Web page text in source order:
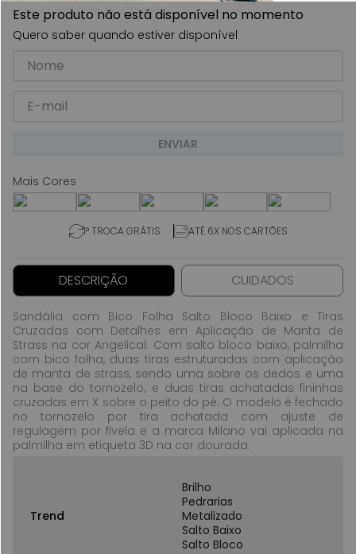
Este produto não está disponível no momento
Quero saber quando estiver disponível
ENVIAR
1° TROCA GRÁTIS ATÉ 6X NOS CARTÕES
DESCRIÇÃO CUIDADOS
Sandália com Bico Folha Salto Bloco Baixo e Tiras
Cruzadas com Detalhes em Aplicação de Manta de
Strass na cor Angelical. Com salto bloco baixo, palmilha
com bico folha, duas tiras estruturadas com aplicação
de manta de strass, sendo uma sobre os dedos e uma
na base do tornozelo, e duas tiras achatadas fininhas
cruzadas em X sobre o peito do pé. O modelo é fechado
no tornozelo por tira achatada com ajuste de
regulagem por fivela e a marca Milano vai aplicada na
palmilha em etiqueta 3D na cor dourada.
Trend
Brilho
Pedrarias
Metalizado
Salto Baixo
Salto Bloco